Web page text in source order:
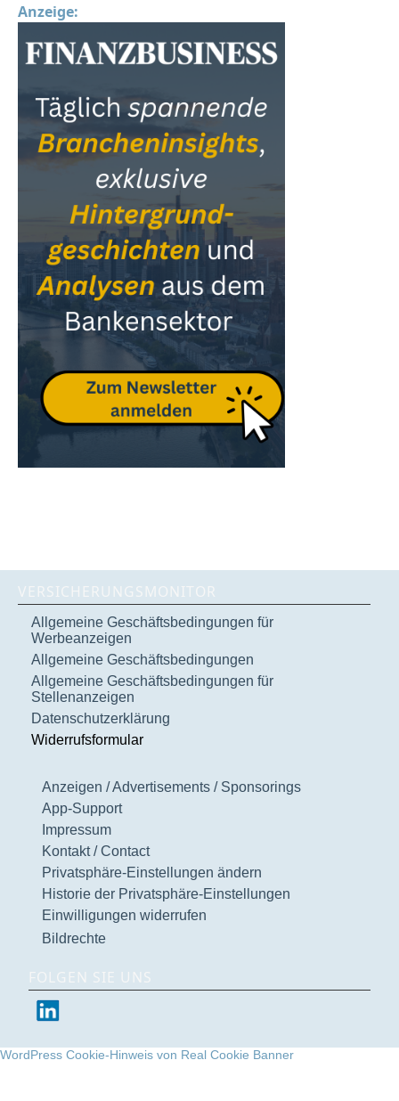
Anzeige:
VERSICHERUNGSMONITOR
Allgemeine Geschäftsbedingungen für
Werbeanzeigen
Allgemeine Geschäftsbedingungen
Allgemeine Geschäftsbedingungen für
Stellenanzeigen
Datenschutzerklärung
Widerrufsformular
Anzeigen / Advertisements / Sponsorings
App-Support
Impressum
Kontakt / Contact
Privatsphäre-Einstellungen ändern
Historie der Privatsphäre-Einstellungen
Einwilligungen widerrufen
Bildrechte
FOLGEN SIE UNS
WordPress Cookie-Hinweis von Real Cookie Banner